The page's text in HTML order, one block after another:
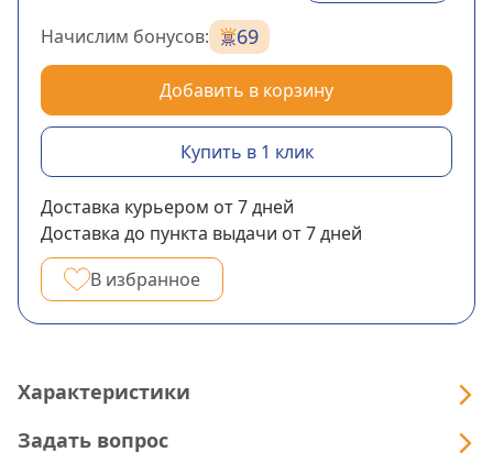
Начислим бонусов: 69
Добавить в корзину
Купить в 1 клик
Доставка курьером от 7дней
Доставка до пункта выдачи от 7дней
В избранное
Характеристики
Задать вопрос